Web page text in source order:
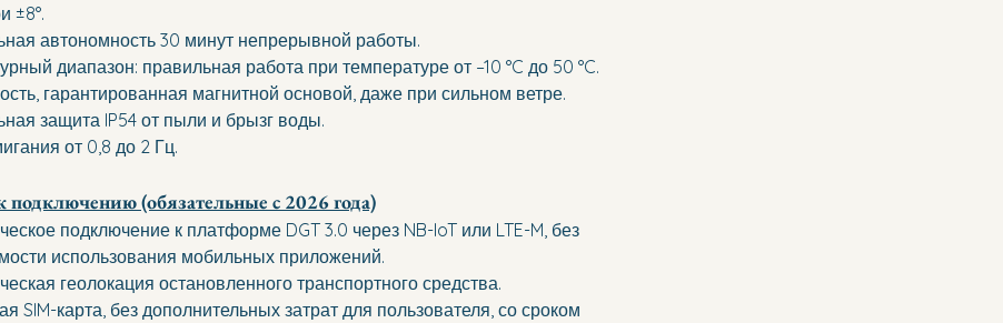
±8°.
автономность 30 минут непрерывной работы.
диапазон: правильная работа при температуре от –10 °C до 50 °C.
гарантированная магнитной основой, даже при сильном ветре.
защита IP54 от пыли и брызг воды.
от 0,8 до 2 Гц.
подключению (обязательные с 2026 года)
подключение к платформе DGT 3.0 через NB-IoT или LTE-M, без
использования мобильных приложений.
геолокация остановленного транспортного средства.
SIM-карта, без дополнительных затрат для пользователя, со сроком